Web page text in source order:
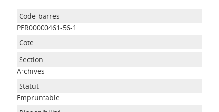
PER00000461-56-1
Archives
Empruntable